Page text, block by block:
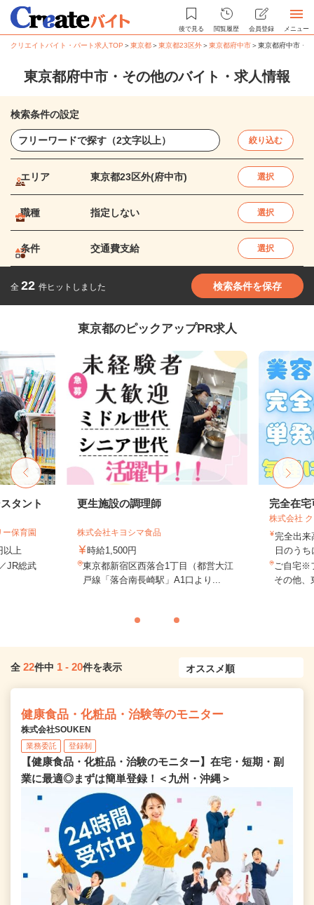
後で見る 閲覧履歴 会員登録 メニュー
クリエイトバイト・パート求人TOP ＞東京都＞東京都23区外＞東京都府中市＞東京都府中市・
東京都府中市・その他のバイト・求人情報
検索条件の設定
絞り込む
エリア 東京都23区外(府中市) 選択
職種 指定しない 選択
条件 交通費支給 選択
全 22 件ヒットしました 検索条件を保存
東京都のピックアップPR求人
タント
保育園
以上
JR総武
更生施設の調理師
株式会社キヨシマ食品
時給1,500円
東京都新宿区西落合1丁目（都営大江
戸線「落合南長崎駅」A1口より...
完全在
株式会社
完全出
日のう
ご自宅※
その他、
全 22件中 1 - 20件を表示
健康食品・化粧品・治験等のモニター
株式会社SOUKEN
業務委託 登録制
【健康食品・化粧品・治験のモニター】在宅・短期・副
業に最適◎まずは簡単登録！＜九州・沖縄＞